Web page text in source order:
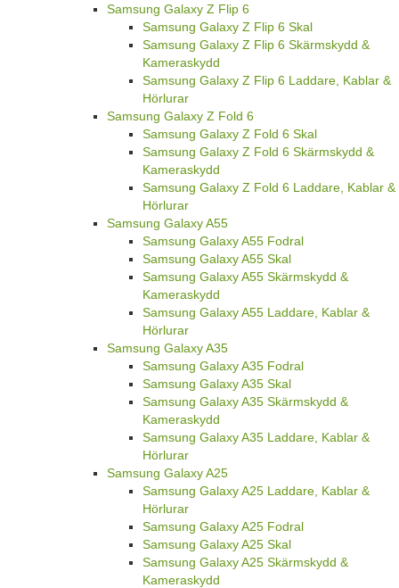
Samsung Galaxy Z Flip 6
Samsung Galaxy Z Flip 6 Skal
Samsung Galaxy Z Flip 6 Skärmskydd &
Kameraskydd
Samsung Galaxy Z Flip 6 Laddare, Kablar &
Hörlurar
Samsung Galaxy Z Fold 6
Samsung Galaxy Z Fold 6 Skal
Samsung Galaxy Z Fold 6 Skärmskydd &
Kameraskydd
Samsung Galaxy Z Fold 6 Laddare, Kablar &
Hörlurar
Samsung Galaxy A55
Samsung Galaxy A55 Fodral
Samsung Galaxy A55 Skal
Samsung Galaxy A55 Skärmskydd &
Kameraskydd
Samsung Galaxy A55 Laddare, Kablar &
Hörlurar
Samsung Galaxy A35
Samsung Galaxy A35 Fodral
Samsung Galaxy A35 Skal
Samsung Galaxy A35 Skärmskydd &
Kameraskydd
Samsung Galaxy A35 Laddare, Kablar &
Hörlurar
Samsung Galaxy A25
Samsung Galaxy A25 Laddare, Kablar &
Hörlurar
Samsung Galaxy A25 Fodral
Samsung Galaxy A25 Skal
Samsung Galaxy A25 Skärmskydd &
Kameraskydd